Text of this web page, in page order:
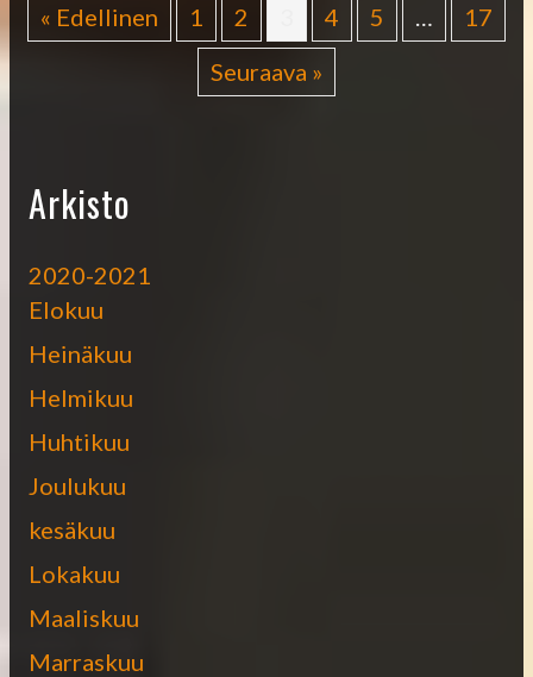
« Edellinen 1 2 4 5
17
Seuraava »
Arkisto
2020-2021
Elokuu
Heinäkuu
Helmikuu
Huhtikuu
Joulukuu
kesäkuu
Lokakuu
Maaliskuu
Marraskuu